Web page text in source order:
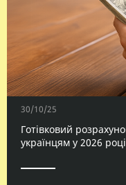
30/10/25
Готівковий
українцям у 2026 році